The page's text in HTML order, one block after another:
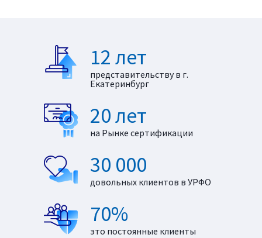
12 лет
представительству в г.
Екатеринбург
20 лет
на Рынке сертификации
30 000
довольных клиентов в УРФО
70%
это постоянные клиенты